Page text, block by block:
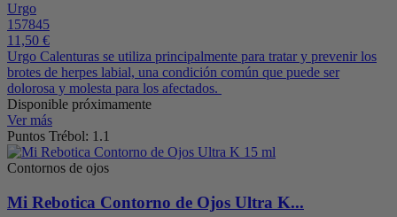
Urgo
157845
11,50 €
Urgo Calenturas se utiliza principalmente para tratar y prevenir los
brotes de herpes labial, una condición común que puede ser
dolorosa y molesta para los afectados.
Disponible próximamente
Ver más
Puntos Trébol: 1.1
Contornos de ojos
Mi Rebotica Contorno de Ojos Ultra K...